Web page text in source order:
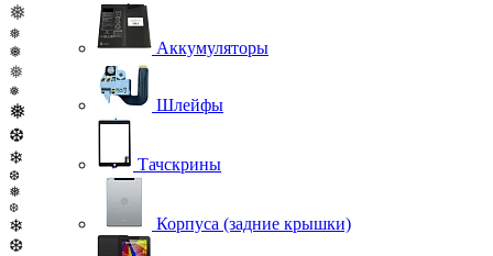
❅
❅
❅
❅
❅
❅
❆
❄
❆
❅
❆
❄
❆
Аккумуляторы
Шлейфы
Тачскрины
Корпуса (задние крышки)